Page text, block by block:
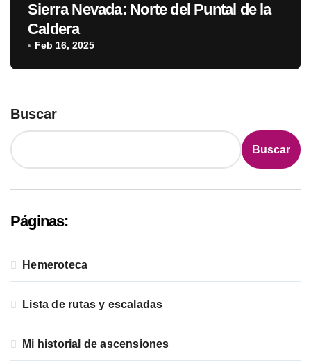
Sierra Nevada: Norte del Puntal de la
Caldera
Feb 16, 2025
Buscar
Buscar
Páginas:
Hemeroteca
Lista de rutas y escaladas
Mi historial de ascensiones